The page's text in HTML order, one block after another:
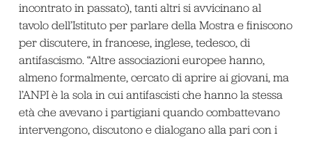
incontrato in passato), tanti altri si avvicinano al
tavolo dell’Istituto per parlare della Mostra e finiscono
per discutere, in francese, inglese, tedesco, di
antifascismo. “Altre associazioni europee hanno,
almeno formalmente, cercato di aprire ai giovani, ma
l’ANPI è la sola in cui antifascisti che hanno la stessa
età che avevano i partigiani quando combattevano
intervengono, discutono e dialogano alla pari con i